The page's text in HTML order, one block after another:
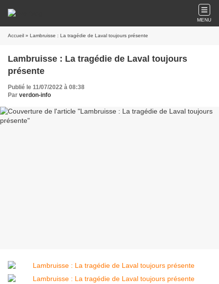
MENU
Accueil » Lambruisse : La tragédie de Laval toujours présente
Lambruisse : La tragédie de Laval toujours
présente
Publié le 11/07/2022 à 08:38
Par verdon-info